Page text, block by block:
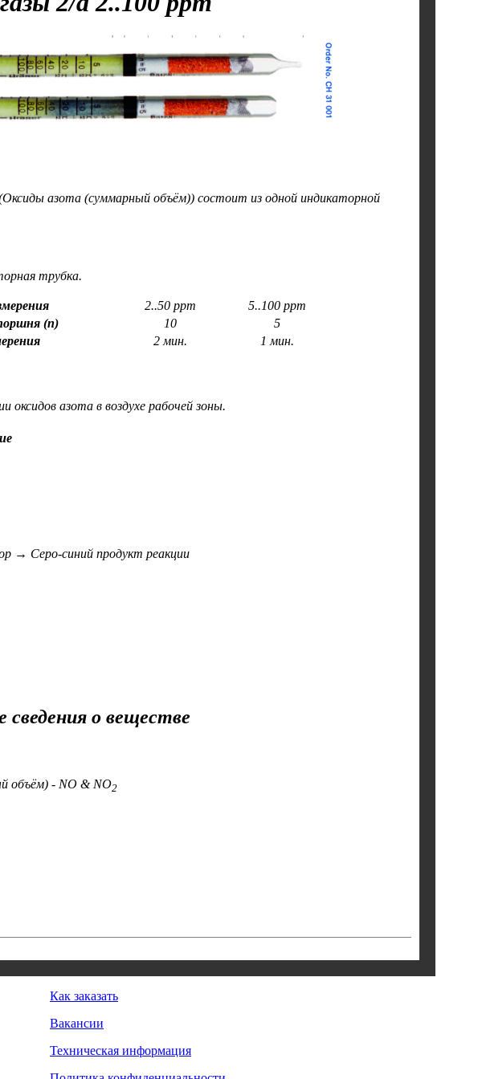
азота (суммарный объём)) состоит из одной индикаторной
трубка.
2..50 ppm
5..100 ppm
(n)
10
5
2 мин. 1 мин.
оксидов азота в воздухе рабочей зоны.
→ Серо-синий продукт реакции
сведения о веществе
объём) - NO & NO2
Как заказать
Вакансии
Техническая информация